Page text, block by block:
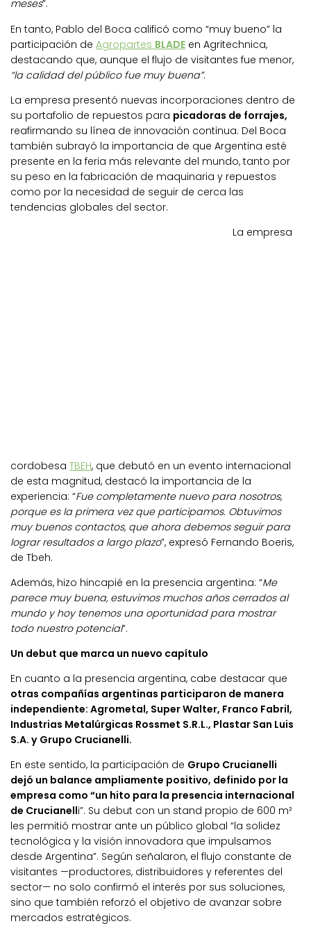
meses”.
En tanto, Pablo del Boca calificó como “muy bueno” la
participación de Agropartes BLADE en Agritechnica,
destacando que, aunque el flujo de visitantes fue menor,
“la calidad del público fue muy buena”.
La empresa presentó nuevas incorporaciones dentro de
su portafolio de repuestos para picadoras de forrajes,
reafirmando su línea de innovación continua. Del Boca
también subrayó la importancia de que Argentina esté
presente en la feria más relevante del mundo, tanto por
su peso en la fabricación de maquinaria y repuestos
como por la necesidad de seguir de cerca las
tendencias globales del sector.
La empresa
cordobesa TBEH, que debutó en un evento internacional
de esta magnitud, destacó la importancia de la
experiencia: “Fue completamente nuevo para nosotros,
porque es la primera vez que participamos. Obtuvimos
muy buenos contactos, que ahora debemos seguir para
lograr resultados a largo plazo”, expresó Fernando Boeris,
de Tbeh.
Además, hizo hincapié en la presencia argentina: “Me
parece muy buena, estuvimos muchos años cerrados al
mundo y hoy tenemos una oportunidad para mostrar
todo nuestro potencial”.
Un debut que marca un nuevo capítulo
En cuanto a la presencia argentina, cabe destacar que
otras compañías argentinas participaron de manera
independiente: Agrometal, Super Walter, Franco Fabril,
Industrias Metalúrgicas Rossmet S.R.L., Plastar San Luis
S.A. y Grupo Crucianelli.
En este sentido, la participación de Grupo Crucianelli
dejó un balance ampliamente positivo, definido por la
empresa como “un hito para la presencia internacional
de Crucianelli”. Su debut con un stand propio de 600 m²
les permitió mostrar ante un público global “la solidez
tecnológica y la visión innovadora que impulsamos
desde Argentina”. Según señalaron, el flujo constante de
visitantes —productores, distribuidores y referentes del
sector— no solo confirmó el interés por sus soluciones,
sino que también reforzó el objetivo de avanzar sobre
mercados estratégicos.